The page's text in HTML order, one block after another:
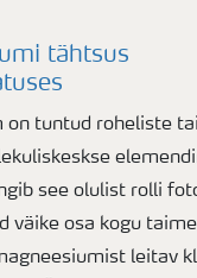
tähtsus
on tuntud roheliste
see olulist rolli
väike osa kogu
leitav